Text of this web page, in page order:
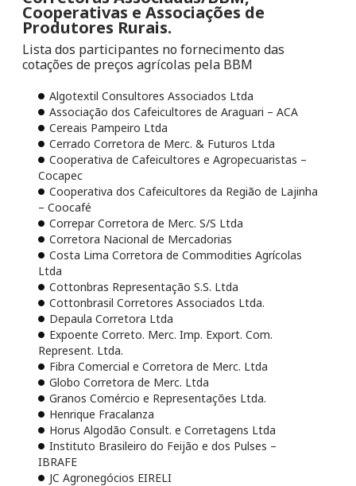
Cooperativas e Associações de
Produtores Rurais.
Lista dos participantes no fornecimento das
cotações de preços agrícolas pela BBM
Algotextil Consultores Associados Ltda
Associação dos Cafeicultores de Araguari – ACA
Cereais Pampeiro Ltda
Cerrado Corretora de Merc. & Futuros Ltda
Cooperativa de Cafeicultores e Agropecuaristas –
Cocapec
Cooperativa dos Cafeicultores da Região de Lajinha
– Coocafé
Correpar Corretora de Merc. S/S Ltda
Corretora Nacional de Mercadorias
Costa Lima Corretora de Commodities Agrícolas
Ltda
Cottonbras Representação S.S. Ltda
Cottonbrasil Corretores Associados Ltda.
Depaula Corretora Ltda
Expoente Correto. Merc. Imp. Export. Com.
Represent. Ltda.
Fibra Comercial e Corretora de Merc. Ltda
Globo Corretora de Merc. Ltda
Granos Comércio e Representações Ltda.
Henrique Fracalanza
Horus Algodão Consult. e Corretagens Ltda
Instituto Brasileiro do Feijão e dos Pulses –
IBRAFE
JC Agronegócios EIRELI